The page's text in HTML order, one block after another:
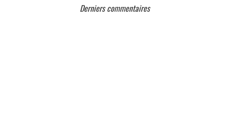
Derniers commentaires